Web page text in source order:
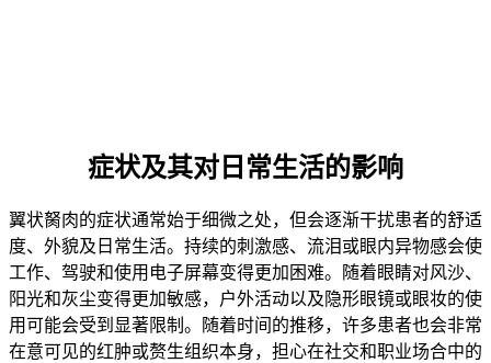
症状及其对日常生活的影响
翼状胬肉的症状通常始于细微之处，但会逐渐干扰患者的舒适
度、外貌及日常生活。持续的刺激感、流泪或眼内异物感会使
工作、驾驶和使用电子屏幕变得更加困难。随着眼睛对风沙、
阳光和灰尘变得更加敏感，户外活动以及隐形眼镜或眼妆的使
用可能会受到显著限制。随着时间的推移，许多患者也会非常
在意可见的红肿或赘生组织本身，担心在社交和职业场合中的